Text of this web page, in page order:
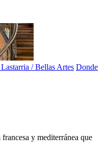
/ Bellas Artes Donde
y mediterránea que